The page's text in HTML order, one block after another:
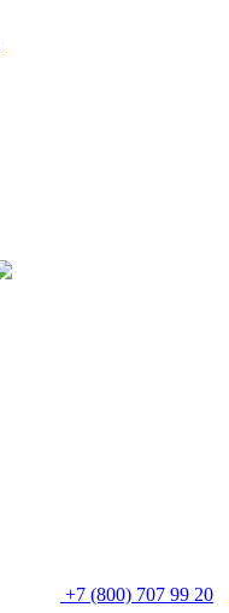
+7 (800) 707 99 20